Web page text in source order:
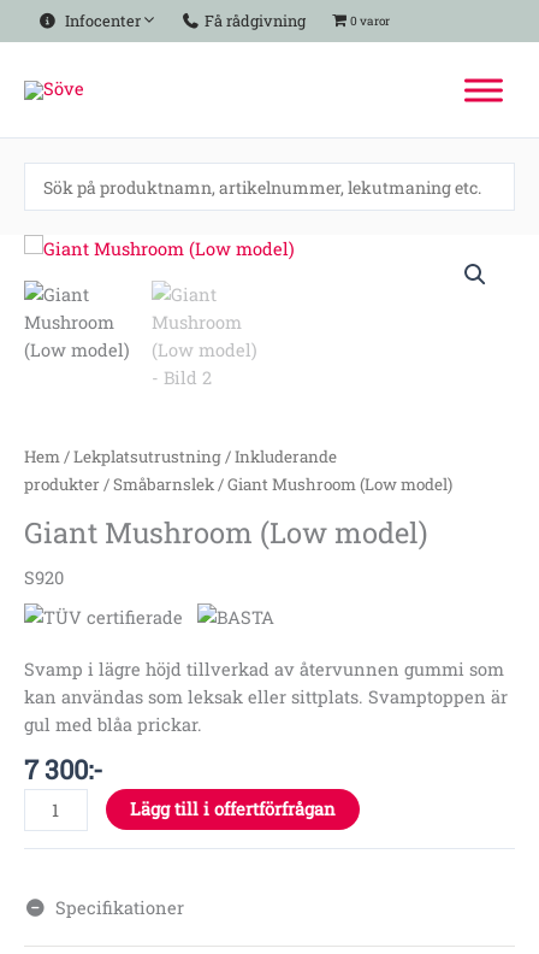
Hoppa
till
Infocenter Få rådgivning 0 varor
Hem/Lekplatsutrustning/Inkluderande
produkter/Småbarnslek/ Giant Mushroom (Low model)
Giant Mushroom (Low model)
S920
Svamp i lägre höjd tillverkad av återvunnen gummi som
kan användas som leksak eller sittplats. Svamptoppen är
gul med blåa prickar.
7 300:-
Giant
Mushroom
(Low
model)
mängd
Lägg till i offertförfrågan
Specifikationer